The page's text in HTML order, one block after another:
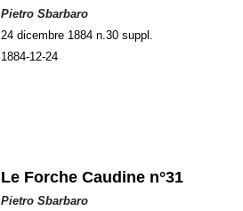
Pietro Sbarbaro
24 dicembre 1884 n.30 suppl.
1884-12-24
Le Forche Caudine n°31
Pietro Sbarbaro